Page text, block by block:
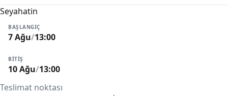
Seyahatin
BAŞLANGIÇ
7 Ağu/13:00
BITIŞ
10 Ağu/13:00
Teslimat noktası